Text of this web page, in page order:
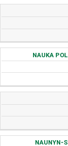
NAUKA
NAUNYN-